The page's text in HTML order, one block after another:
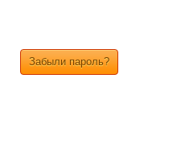
Забыли пароль?